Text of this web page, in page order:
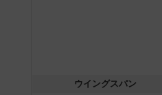
ウイングスパン